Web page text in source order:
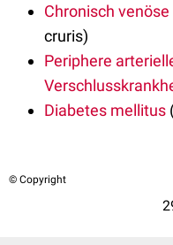
Chronisch
cruris)
Periphere
Diabetes mellitus
© Copyright